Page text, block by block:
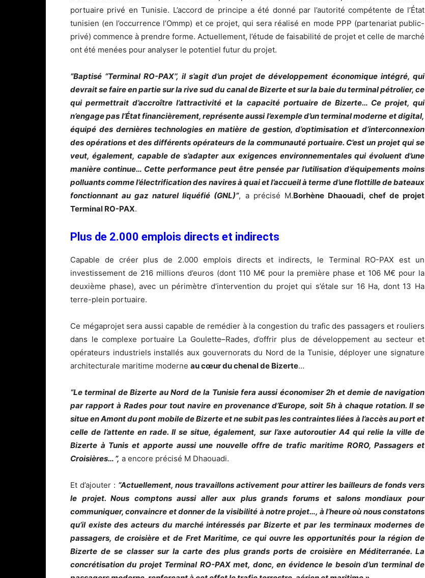
portuaire privé en Tunisie. L’accord de principe a été donné par l’autorité compétente de l’État
tunisien (en l’occurrence l’Ommp) et ce projet, qui sera réalisé en mode PPP (partenariat public-
privé) commence à prendre forme. Actuellement, l’étude de faisabilité de projet et celle de marché
ont été menées pour analyser le potentiel futur du projet.
“Baptisé “Terminal RO-PAX’’, il s’agit d’un projet de développement économique intégré, qui
devrait se faire en partie sur la rive sud du canal de Bizerte et sur la baie du terminal pétrolier, ce
qui permettrait d’accroître l’attractivité et la capacité portuaire de Bizerte… Ce projet, qui
n’engage pas l’État financièrement, représente aussi l’exemple d’un terminal moderne et digital,
équipé des dernières technologies en matière de gestion, d’optimisation et d’interconnexion
des opérations et des différents opérateurs de la communauté portuaire. C’est un projet qui se
veut, également, capable de s’adapter aux exigences environnementales qui évoluent d’une
manière continue… Cette performance peut être pensée par l’utilisation d’équipements moins
polluants comme l’électrification des navires à quai et l’accueil à terme d’une flottille de bateaux
fonctionnant au gaz naturel liquéfié (GNL)”, a précisé M.Borhène Dhaouadi, chef de projet
Terminal RO-PAX.
Plus de 2.000 emplois directs et indirects
Capable de créer plus de 2.000 emplois directs et indirects, le Terminal RO-PAX est un
investissement de 216 millions d’euros (dont 110 M€ pour la première phase et 106 M€ pour la
deuxième phase), avec un périmètre d’intervention du projet qui s’étale sur 16 Ha, dont 13 Ha
terre-plein portuaire.
Ce mégaprojet sera aussi capable de remédier à la congestion du trafic des passagers et rouliers
dans le complexe portuaire La Goulette–Rades, d’offrir plus de développement au secteur et
opérateurs industriels installés aux gouvernorats du Nord de la Tunisie, déployer une signature
architecturale maritime moderne au cœur du chenal de Bizerte…
“Le terminal de Bizerte au Nord de la Tunisie fera aussi économiser 2h et demie de navigation
par rapport à Rades pour tout navire en provenance d’Europe, soit 5h à chaque rotation. Il se
situe en Amont du pont mobile de Bizerte et ne subit pas les contraintes liées à l’accès au port et
celle de l’attente en rade. Il se situe, également, sur l’axe autoroutier A4 qui relie la ville de
Bizerte à Tunis et apporte aussi une nouvelle offre de trafic maritime RORO, Passagers et
Croisières… ”, a encore précisé M Dhaouadi.
Et d’ajouter : “Actuellement, nous travaillons activement pour attirer les bailleurs de fonds vers
le projet. Nous comptons aussi aller aux plus grands forums et salons mondiaux pour
communiquer, convaincre et donner de la visibilité à notre projet…, à l’heure où nous constatons
qu’il existe des acteurs du marché intéressés par Bizerte et par les terminaux modernes de
passagers, de croisière et de Fret Maritime, ce qui ouvre les opportunités pour la région de
Bizerte de se classer sur la carte des plus grands ports de croisière en Méditerranée. La
concrétisation du projet Terminal RO-PAX met, donc, en évidence le besoin d’un terminal de